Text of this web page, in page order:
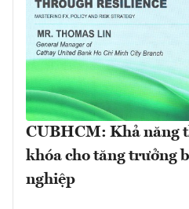
CUBHCM: Khả năng
khóa cho tăng trưởng
nghiệp